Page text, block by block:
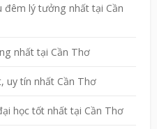
đêm lý tưởng nhất tại Cần
nhất tại Cần Thơ
uy tín nhất Cần Thơ
học tốt nhất tại Cần Thơ